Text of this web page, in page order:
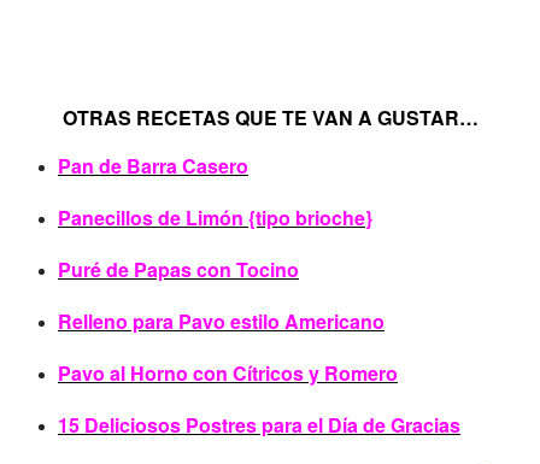
OTRAS RECETAS QUE TE VAN A GUSTAR…
Pan de Barra Casero
Panecillos de Limón {tipo brioche}
Puré de Papas con Tocino
Relleno para Pavo estilo Americano
Pavo al Horno con Cítricos y Romero
15 Deliciosos Postres para el Día de Gracias